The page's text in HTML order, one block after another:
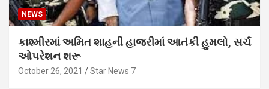
NEWS
કાશ્મીરમાં અમિત શાહની હાજરીમાં આતંકી હુમલો, સર્ચ
ઓપરેશન શરૂ
October 26, 2021 Star News 7